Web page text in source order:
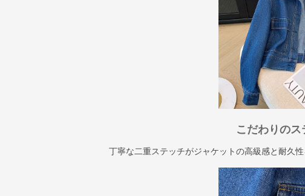
こだわりのス
丁寧な二重ステッチがジャケットの高級感と耐久性